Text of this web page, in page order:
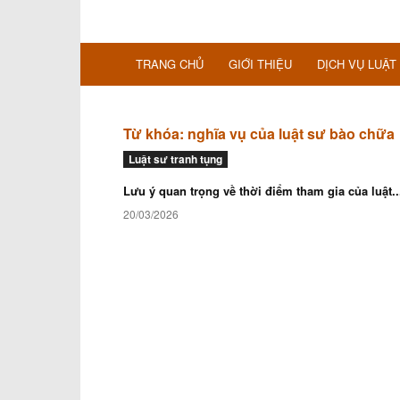
TRANG CHỦ GIỚI THIỆU DỊCH VỤ
Từ khóa: nghĩa vụ của luật sư bào chữa
Luật sư tranh tụng
Lưu ý quan trọng về thời điểm tham gia của
20/03/2026